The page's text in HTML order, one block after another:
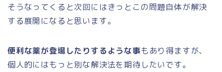
そうなってくると次回にはきっとこの問題自体が解決
する展開になると思います。
便利な薬が登場したりするような事もあり得ますが、
個人的にはもっと別な解決法を期待したいです。